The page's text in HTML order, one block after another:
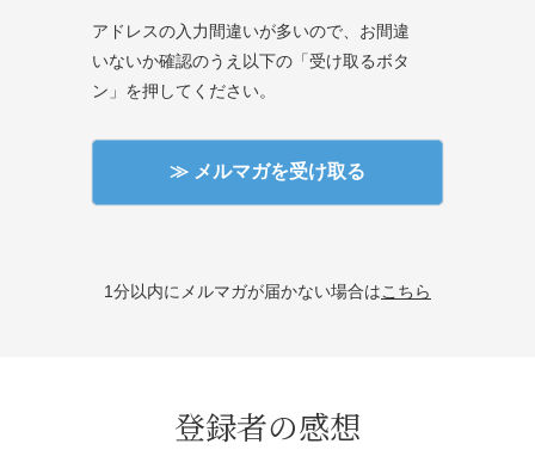
アドレスの入力間違いが多いので、お間違
いないか確認のうえ以下の「受け取るボタ
ン」を押してください。
1分以内にメルマガが届かない場合は こちら
登録者の感想